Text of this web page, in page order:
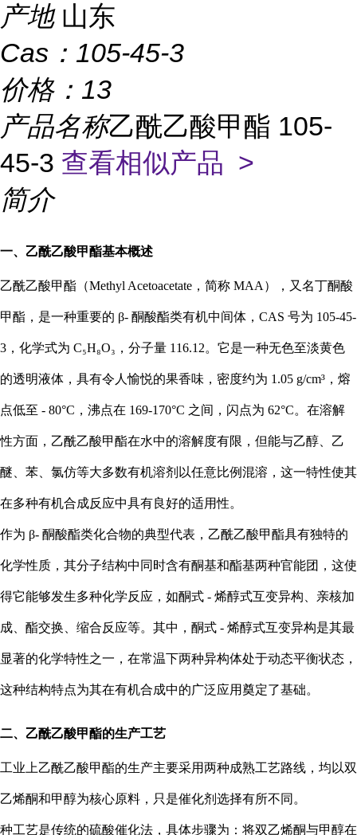
产地 山东
Cas： 105-45-3
价格： 13
产品名称乙酰乙酸甲酯 105-
45-3 查看相似产品 >
简介
一、乙酰乙酸甲酯基本概述
乙酰乙酸甲酯（Methyl Acetoacetate，简称 MAA），又名丁酮酸
甲酯，是一种重要的 β- 酮酸酯类有机中间体，CAS 号为 105-45-
3，化学式为 C₅H₈O₃，分子量 116.12。它是一种无色至淡黄色
的透明液体，具有令人愉悦的果香味，密度约为 1.05 g/cm³，熔
点低至 - 80°C，沸点在 169-170°C 之间，闪点为 62°C。在溶解
性方面，乙酰乙酸甲酯在水中的溶解度有限，但能与乙醇、乙
醚、苯、氯仿等大多数有机溶剂以任意比例混溶，这一特性使其
在多种有机合成反应中具有良好的适用性。
作为 β- 酮酸酯类化合物的典型代表，乙酰乙酸甲酯具有独特的
化学性质，其分子结构中同时含有酮基和酯基两种官能团，这使
得它能够发生多种化学反应，如酮式 - 烯醇式互变异构、亲核加
成、酯交换、缩合反应等。其中，酮式 - 烯醇式互变异构是其最
显著的化学特性之一，在常温下两种异构体处于动态平衡状态，
这种结构特点为其在有机合成中的广泛应用奠定了基础。
二、乙酰乙酸甲酯的生产工艺
工业上乙酰乙酸甲酯的生产主要采用两种成熟工艺路线，均以双
乙烯酮和甲醇为核心原料，只是催化剂选择有所不同。
种工艺是传统的硫酸催化法，具体步骤为：将双乙烯酮与甲醇在